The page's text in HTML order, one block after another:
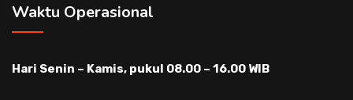
Waktu Operasional
Hari Senin – Kamis, pukul 08.00 – 16.00 WIB